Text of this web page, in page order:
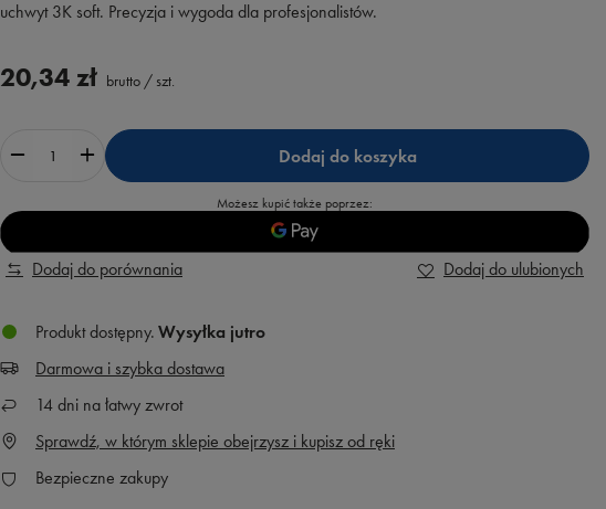
uchwyt 3K soft. Precyzja i wygoda dla profesjonalistów.
20,34 zł brutto / szt.
Dodaj do koszyka
Możesz kupić także poprzez:
Dodaj do porównania Dodaj do ulubionych
Produkt dostępny Wysyłka jutro
Darmowa i szybka dostawa
14 dni na łatwy zwrot
Sprawdź, w którym sklepie obejrzysz i kupisz od ręki
Bezpieczne zakupy